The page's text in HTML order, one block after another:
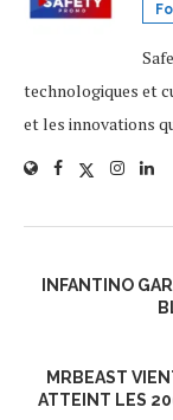
technologiques et
et les innovations
INFANTINO
MRBEAST
ATTEINT LES